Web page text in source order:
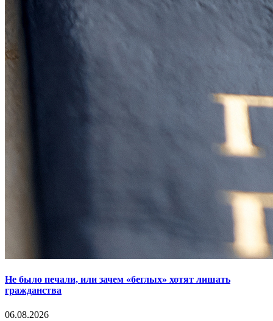
Не было печали, или зачем «беглых» хотят лишать
гражданства
06.08.2026